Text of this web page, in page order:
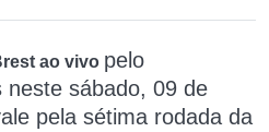
ao vivo pelo
neste sábado, 09 de
pela sétima rodada da